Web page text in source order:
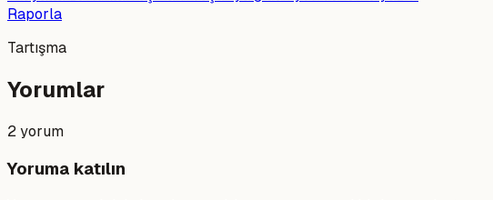
Raporla
Tartışma
Yorumlar
2yorum
Yoruma katılın